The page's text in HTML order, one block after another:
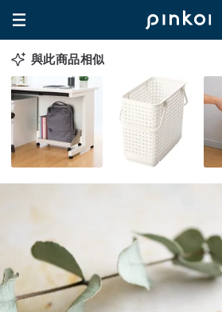
與此商品相似